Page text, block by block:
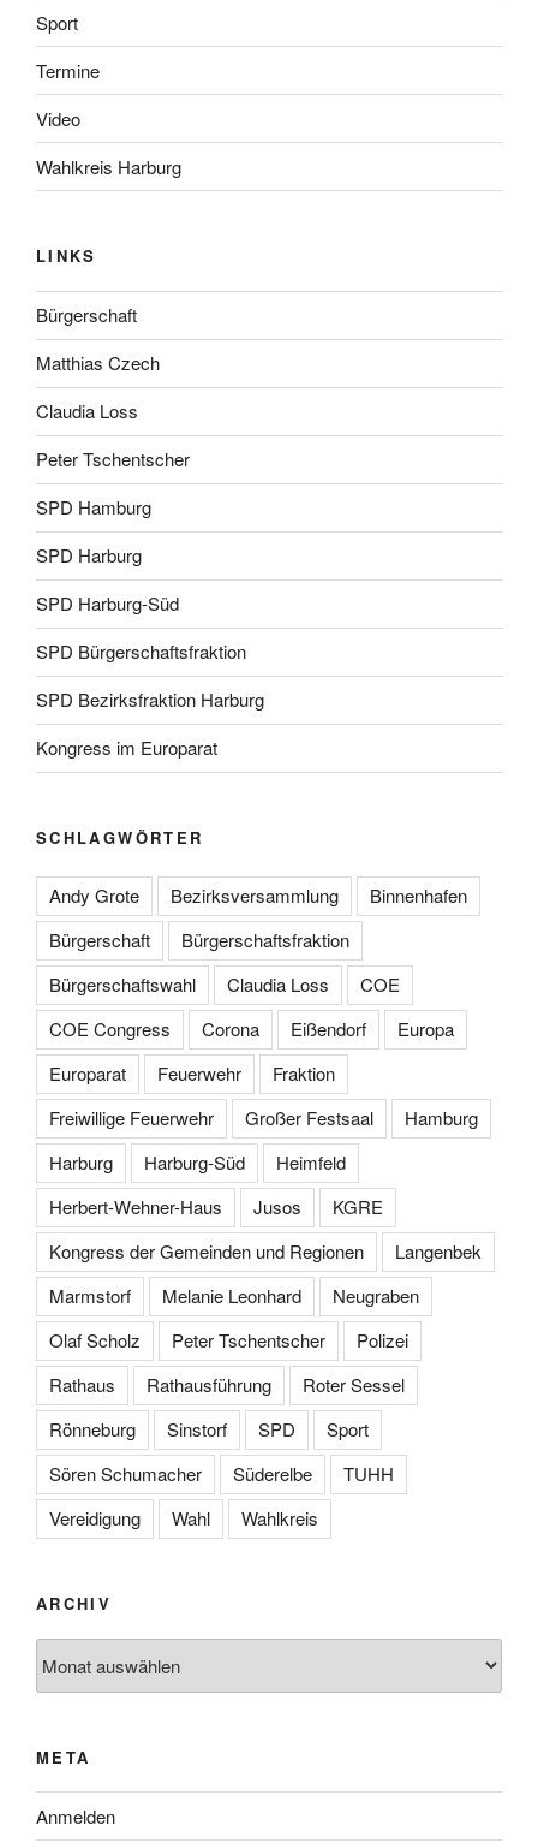
Sport
Termine
Video
Wahlkreis Harburg
LINKS
Bürgerschaft
Matthias Czech
Claudia Loss
Peter Tschentscher
SPD Hamburg
SPD Harburg
SPD Harburg-Süd
SPD Bürgerschaftsfraktion
SPD Bezirksfraktion Harburg
Kongress im Europarat
SCHLAGWÖRTER
Andy Grote Bezirksversammlung
Binnenhafen
Bürgerschaft
Bürgerschaftsfraktion
Bürgerschaftswahl
Claudia Loss
COE
COE Congress
Corona Eißendorf
Europa
Europarat
Feuerwehr
Fraktion
Freiwillige Feuerwehr
Großer Festsaal
Hamburg
Harburg
Harburg-Süd
Heimfeld
Herbert-Wehner-Haus
Jusos
KGRE
Kongress der Gemeinden und Regionen
Langenbek
Marmstorf
Melanie Leonhard
Neugraben
Olaf Scholz
Peter Tschentscher
Polizei
Rathaus
Rathausführung
Roter Sessel
Rönneburg
Sinstorf SPD
Sport
Sören Schumacher
Süderelbe
TUHH
Vereidigung
Wahl Wahlkreis
ARCHIV
META
Anmelden